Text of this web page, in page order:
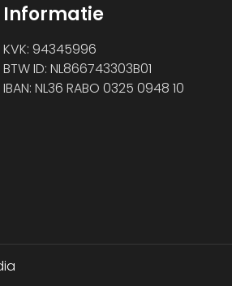
Informatie
KVK: 94345996
BTW ID: NL866743303B01
IBAN: NL36 RABO 0325 0948 10